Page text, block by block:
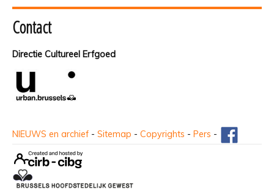
Contact
Directie Cultureel Erfgoed
NIEUWS en archief - Sitemap - Copyrights - Pers -